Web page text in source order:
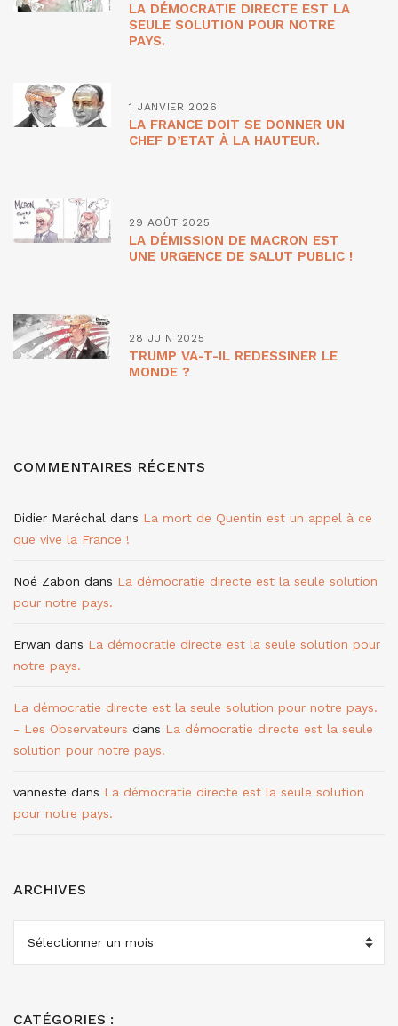
LA DÉMOCRATIE DIRECTE EST LA
SEULE SOLUTION POUR NOTRE
PAYS.
1 JANVIER 2026
LA FRANCE DOIT SE DONNER UN
CHEF D’ETAT À LA HAUTEUR.
29 AOÛT 2025
LA DÉMISSION DE MACRON EST
UNE URGENCE DE SALUT PUBLIC !
28 JUIN 2025
TRUMP VA-T-IL REDESSINER LE
MONDE ?
COMMENTAIRES RÉCENTS
Didier Maréchal dans La mort de Quentin est un appel à ce
que vive la France !
Noé Zabon dans La démocratie directe est la seule solution
pour notre pays.
Erwan dans La démocratie directe est la seule solution pour
notre pays.
La démocratie directe est la seule solution pour notre pays.
- Les Observateurs dans La démocratie directe est la seule
solution pour notre pays.
vanneste dans La démocratie directe est la seule solution
pour notre pays.
ARCHIVES
CATÉGORIES :